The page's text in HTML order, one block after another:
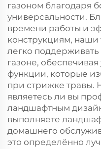
газоном благодаря
универсальности.
времени работы и
конструкциям,
легко
газоне,
функции, которые
при стрижке травы.
являетесь ли вы
ландшафтным
выполняете
домашнего
это определённо